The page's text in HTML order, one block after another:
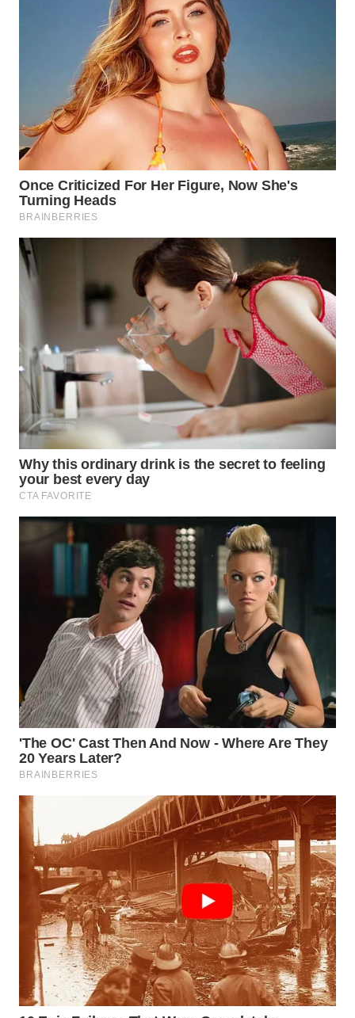
TAPANULI
SELATAN
LESUNG
WN
KARO
SIMALUNGUN
LABUHANBATU
WN
TAPANULI
TENGAH
WN DELI
SERDANG
WN
TEBING
PAKPAK
WN
KARAWANG
WN
BEKASI
WN
DEPOK
WN
TAPANULI
UTARA
WN
SAMOSIR